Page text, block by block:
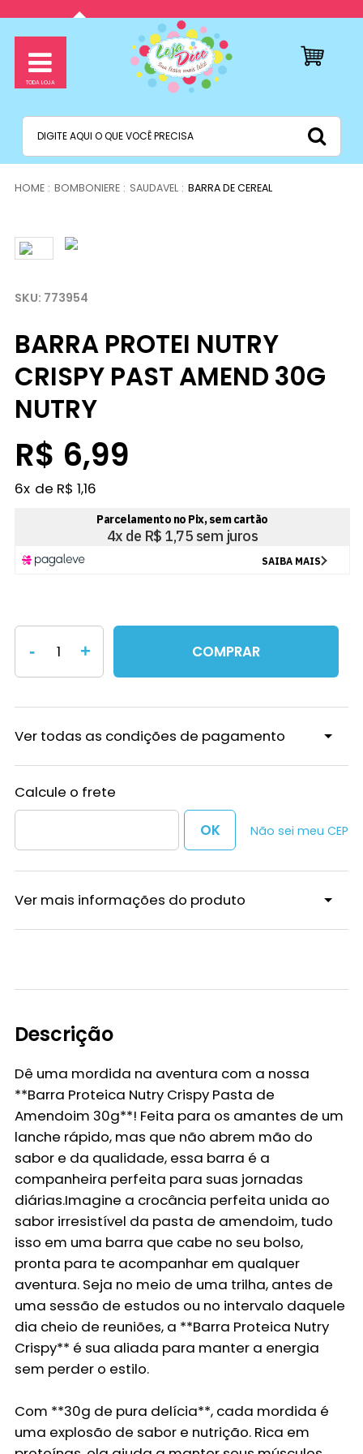
BOMBONIERE SAUDAVEL BARRA DE CEREAL
773954
BARRA PROTEI NUTRY
CRISPY PAST AMEND 30G
NUTRY
R$ 6,99
6x R$ 1,16
- + COMPRAR
Ver todas as condições de pagamento
Não sei meu CEP
Ver mais informações do produto
Descrição
Dê uma mordida na aventura com a nossa
**Barra Proteica Nutry Crispy Pasta de
Amendoim 30g**! Feita para os amantes de um
lanche rápido, mas que não abrem mão do
sabor e da qualidade, essa barra é a
companheira perfeita para suas jornadas
diárias.Imagine a crocância perfeita unida ao
sabor irresistível da pasta de amendoim, tudo
isso em uma barra que cabe no seu bolso,
pronta para te acompanhar em qualquer
aventura. Seja no meio de uma trilha, antes de
uma sessão de estudos ou no intervalo daquele
dia cheio de reuniões, a **Barra Proteica Nutry
Crispy** é sua aliada para manter a energia
sem perder o estilo.
Com **30g de pura delícia**, cada mordida é
uma explosão de sabor e nutrição. Rica em